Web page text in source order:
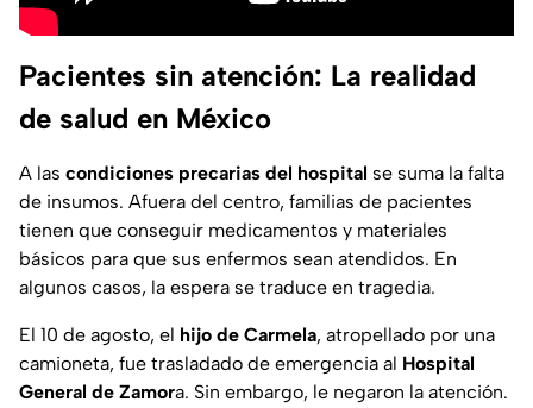
Pacientes sin atención: La realidad
de salud en México
A las condiciones precarias del hospital se suma la falta
de insumos. Afuera del centro, familias de pacientes
tienen que conseguir medicamentos y materiales
básicos para que sus enfermos sean atendidos. En
algunos casos, la espera se traduce en tragedia.
El 10 de agosto, el hijo de Carmela, atropellado por una
camioneta, fue trasladado de emergencia al Hospital
General de Zamora. Sin embargo, le negaron la atención.